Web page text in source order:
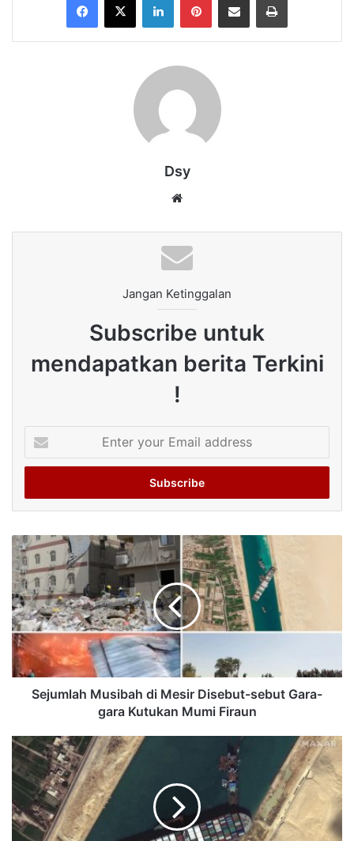
Dsy
Jangan Ketinggalan
Subscribe untuk
mendapatkan berita Terkini
!
your
Email
Sejumlah Musibah di Mesir Disebut-sebut Gara-
gara Kutukan Mumi Firaun